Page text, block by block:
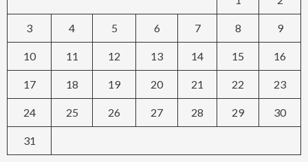
3 4 5 6 7 8 9
10 11 12 13 14 15 16
17 18 19 20 21 22 23
24 25 26 27 28 29 30
31